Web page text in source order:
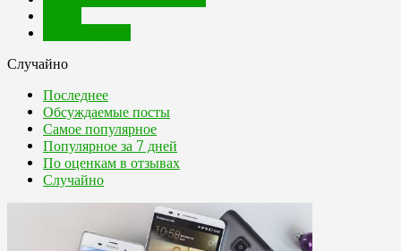
Случайно
Последнее
Обсуждаемые посты
Самое популярное
Популярное за 7 дней
По оценкам в отзывах
Случайно